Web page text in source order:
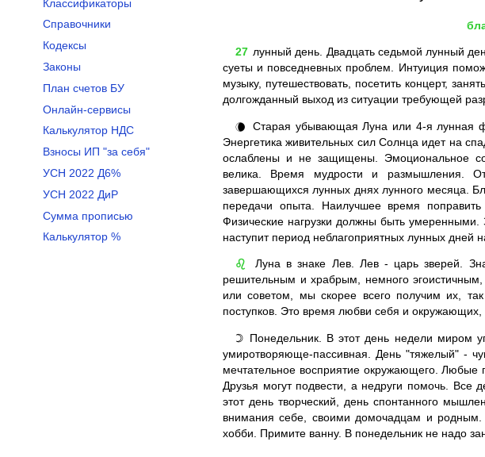
27 лунный день. Двадцать седьмой лунный
суеты и повседневных проблем. Интуиция
музыку, путешествовать, посетить концерт,
долгожданный выход из ситуации требующей
🌘
Старая убывающая Луна или 4-я лунная
Энергетика живительных сил Солнца идет на
ослаблены и не защищены. Эмоциональное
велика. Время мудрости и размышления.
завершающихся лунных днях лунного месяца.
передачи опыта. Наилучшее время поправить
Физические нагрузки должны быть
наступит период неблагоприятных лунных дней
♌
Луна в знаке Лев. Лев - царь зверей.
решительным и храбрым, немного
или советом, мы скорее всего получим их,
поступков. Это время любви себя и окружающих,
☽
Понедельник. В этот день недели миром
умиротворяюще-пассивная. День "тяжелый" -
мечтательное восприятие окружающего. Любые
Друзья могут подвести, а недруги помочь.
этот день творческий, день спонтанного
внимания себе, своими домочадцам и родным.
хобби. Примите ванну. В понедельник не надо
Классификаторы
Справочники
Кодексы
Законы
План счетов БУ
Онлайн-сервисы
Калькулятор НДС
Взносы ИП "за себя"
УСН 2022 Д6%
УСН 2022 ДиР
Сумма прописью
Калькулятор %